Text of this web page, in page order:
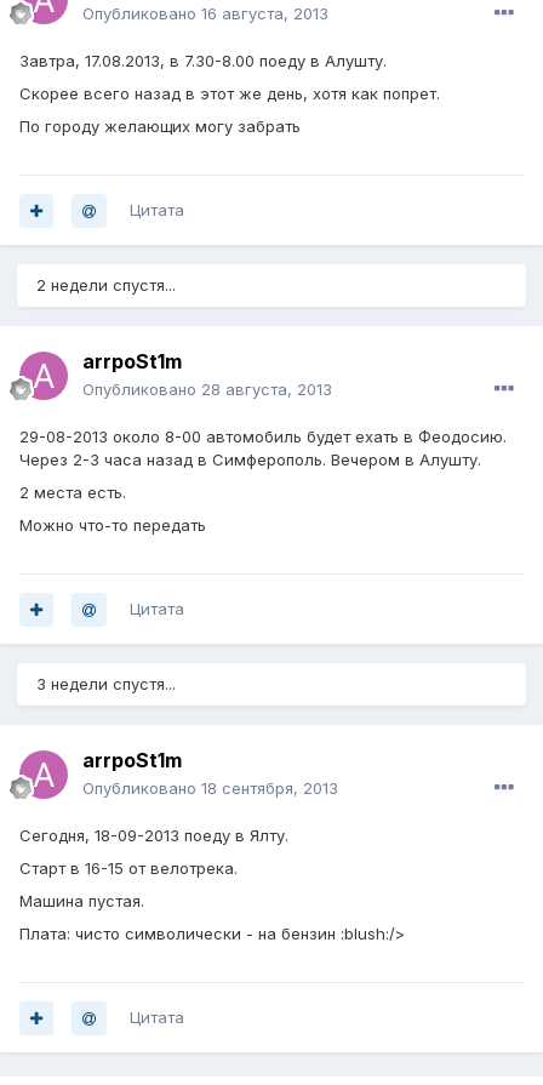
Опубликовано 16 августа, 2013
Завтра, 17.08.2013, в 7.30-8.00 поеду в Алушту.
Скорее всего назад в этот же день, хотя как попрет.
По городу желающих могу забрать
Цитата
2 недели спустя...
arrpoSt1m
Опубликовано 28 августа, 2013
29-08-2013 около 8-00 автомобиль будет ехать в Феодосию.
Через 2-3 часа назад в Симферополь. Вечером в Алушту.
2 места есть.
Можно что-то передать
Цитата
3 недели спустя...
arrpoSt1m
Опубликовано 18 сентября, 2013
Сегодня, 18-09-2013 поеду в Ялту.
Старт в 16-15 от велотрека.
Машина пустая.
Плата: чисто символически - на бензин :blush:/>
Цитата